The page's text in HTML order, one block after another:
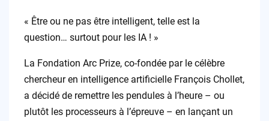
« Être ou ne pas être intelligent, telle est la
question… surtout pour les IA ! »
La Fondation Arc Prize, co-fondée par le célèbre
chercheur en intelligence artificielle François Chollet,
a décidé de remettre les pendules à l’heure – ou
plutôt les processeurs à l’épreuve – en lançant un